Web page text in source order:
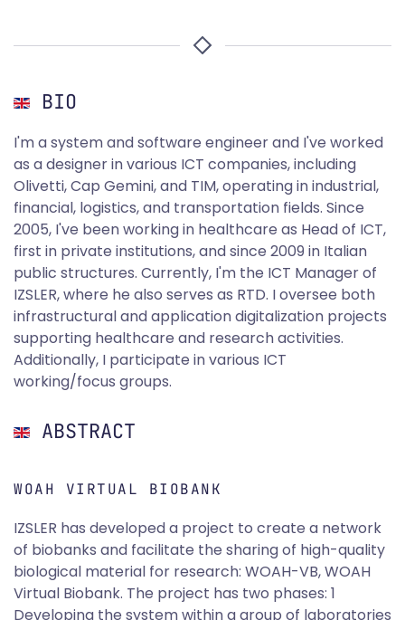
BIO
I'm a system and software engineer and I've worked
as a designer in various ICT companies, including
Olivetti, Cap Gemini, and TIM, operating in industrial,
financial, logistics, and transportation fields. Since
2005, I've been working in healthcare as Head of ICT,
first in private institutions, and since 2009 in Italian
public structures. Currently, I'm the ICT Manager of
IZSLER, where he also serves as RTD. I oversee both
infrastructural and application digitalization projects
supporting healthcare and research activities.
Additionally, I participate in various ICT
working/focus groups.
ABSTRACT
WOAH VIRTUAL BIOBANK
IZSLER has developed a project to create a network
of biobanks and facilitate the sharing of high-quality
biological material for research: WOAH-VB, WOAH
Virtual Biobank. The project has two phases: 1
Developing the system within a group of laboratories